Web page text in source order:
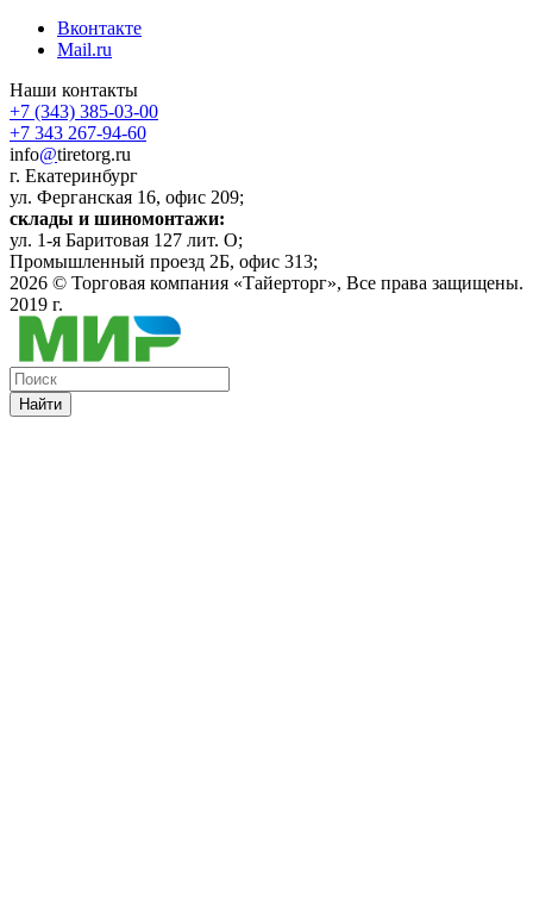
Вконтакте
Mail.ru
Наши контакты
+7 (343) 385-03-00
+7 343 267-94-60
info@tiretorg.ru
г. Екатеринбург
ул. Ферганская 16, офис 209;
склады и шиномонтажи:
ул. 1-я Баритовая 127 лит. О;
Промышленный проезд 2Б, офис 313;
2026 © Торговая компания «Тайерторг», Все права защищены.
2019 г.
Найти